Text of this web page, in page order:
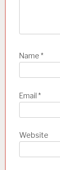
Name *
Email *
Website